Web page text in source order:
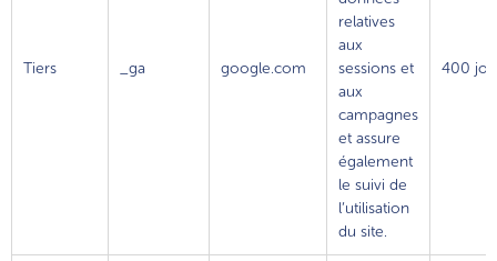
Tiers _ga google.com
relatives
aux
sessions et
aux
campagnes
et assure
également
le suivi de
l’utilisation
du site.
400